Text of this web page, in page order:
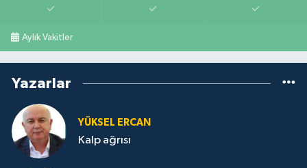
Aylık Vakitler
Yazarlar
YÜKSEL ERCAN
Kalp ağrısı